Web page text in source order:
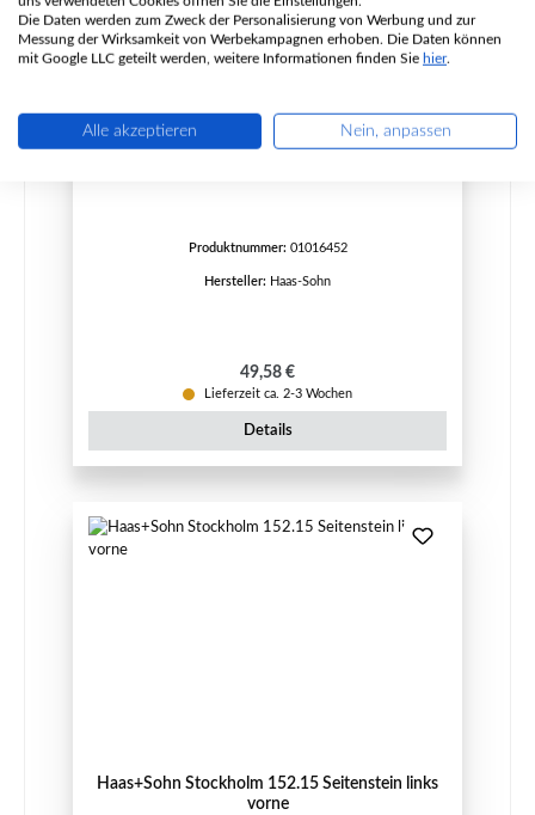
Haas+Sohn Stockholm 152.15 Seitenstein rechts
Produktnummer: 01016452
Hersteller: Haas-Sohn
Regulärer Preis:
49,58 €
Lieferzeit ca. 2-3 Wochen
Details
Haas+Sohn Stockholm 152.15 Seitenstein links
vorne
Die Daten werden zum Zweck der Personalisierung von Werbung und zur
Messung der Wirksamkeit von Werbekampagnen erhoben. Die Daten können
mit Google LLC geteilt werden, weitere Informationen finden Sie hier.
Alle akzeptieren Nein, anpassen